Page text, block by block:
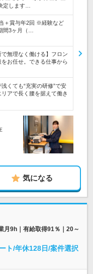
定します…
＋賞与年2回 ※経験など
間3ヶ月（…
で無理なく働ける】フロン
お任せ。できる仕事から
くても“充実の研修”で安
アで長く腰を据えて働き
気になる
月9h｜有給取得91％｜20～
ト/年休128日/案件選択